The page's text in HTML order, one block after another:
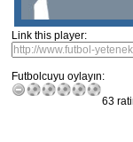
Link this player:
Futbolcuyu oylayın:
63